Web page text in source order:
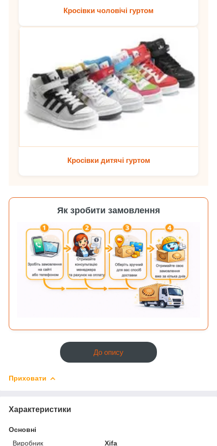
Кросівки чоловічі гуртом
Кросівки дитячі гуртом
Як зробити замовлення
До опису
Приховати
Характеристики
Основні
Виробник
Xifa